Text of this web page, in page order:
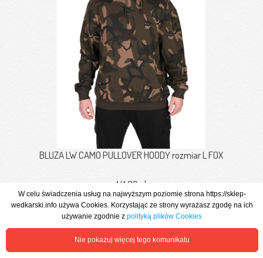
BLUZA LW CAMO PULLOVER HOODY rozmiar L FOX
141,60 zł
Zobacz więcej
W celu świadczenia usług na najwyższym poziomie strona https://sklep-
wedkarski.info używa Cookies. Korzystając ze strony wyrażasz zgodę na ich
używanie zgodnie zpolityką plików Cookies
Nie pokazuj więcej tego komunikatu